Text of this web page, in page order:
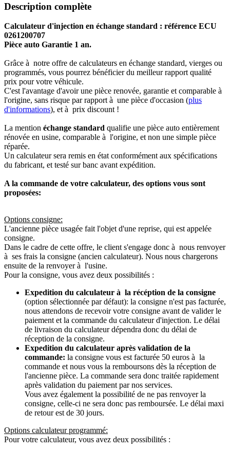
Description complète
Calculateur d'injection en échange standard : référence ECU
0261200707
Pièce auto Garantie 1 an.
Grâce à notre offre de calculateurs en échange standard, vierges ou
programmés, vous pourrez bénéficier du meilleur rapport qualité
prix pour votre véhicule.
C'est l'avantage d'avoir une pièce renovée, garantie et comparable à
l'origine, sans risque par rapport à une pièce d'occasion (plus
d'informations), et à prix discount !
La mention échange standard qualifie une pièce auto entièrement
rénovée en usine, comparable à l'origine, et non une simple pièce
réparée.
Un calculateur sera remis en état conformément aux spécifications
du fabricant, et testé sur banc avant expédition.
A la commande de votre calculateur, des options vous sont
proposées:
Options consigne:
L'ancienne pièce usagée fait l'objet d'une reprise, qui est appelée
consigne.
Dans le cadre de cette offre, le client s'engage donc à nous renvoyer
à ses frais la consigne (ancien calculateur). Nous nous chargerons
ensuite de la renvoyer à l'usine.
Pour la consigne, vous avez deux possibilités :
Expedition du calculateur à la récéption de la consigne
(option sélectionnée par défaut): la consigne n'est pas facturée,
nous attendons de recevoir votre consigne avant de valider le
paiement et la commande du calculateur d'injection. Le délai
de livraison du calculateur dépendra donc du délai de
réception de la consigne.
Expedition du calculateur après validation de la
commande: la consigne vous est facturée 50 euros à la
commande et nous vous la remboursons dès la réception de
l'ancienne pièce. La commande sera donc traitée rapidement
après validation du paiement par nos services.
Vous avez également la possibilité de ne pas renvoyer la
consigne, celle-ci ne sera donc pas remboursée. Le délai maxi
de retour est de 30 jours.
Options calculateur programmé:
Pour votre calculateur, vous avez deux possibilités :